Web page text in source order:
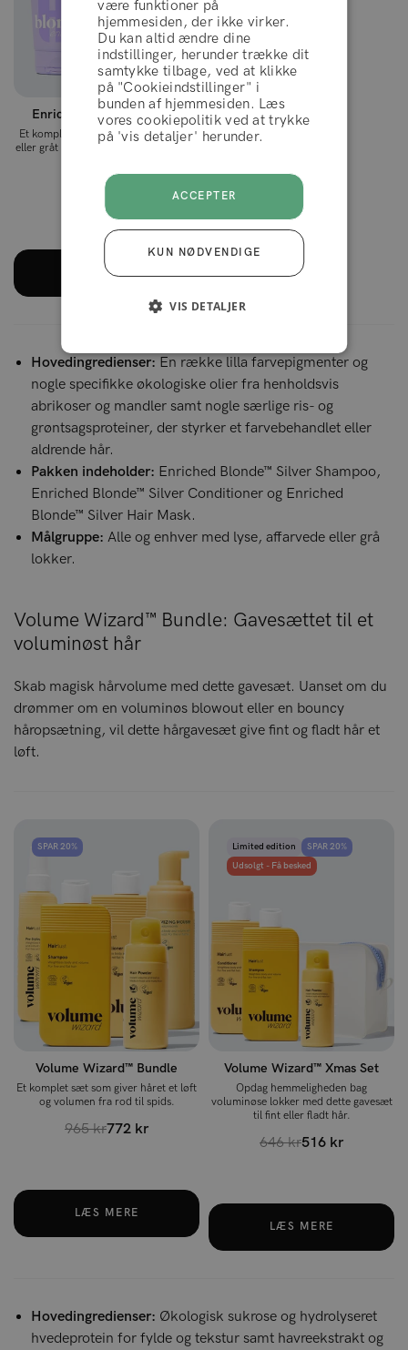
Enriched Blonde™ Bundle
Et komplet sæt, der opfrisker blondt
eller gråt hår ved at fjerne gule toner i
607 kr
LÆS MERE
Hovedingredienser: En række lilla farvepigmenter og
nogle specifikke økologiske olier fra henholdsvis
abrikoser og mandler samt nogle særlige ris- og
grøntsagsproteiner, der styrker et farvebehandlet eller
aldrende hår.
Pakken indeholder: Enriched Blonde™ Silver Shampoo,
Enriched Blonde™ Silver Conditioner og Enriched
Blonde™ Silver Hair Mask.
Målgruppe: Alle og enhver med lyse, affarvede eller grå
lokker.
Volume Wizard™ Bundle: Gavesættet til et
voluminøst hår
Skab magisk hårvolume med dette gavesæt. Uanset om du
drømmer om en voluminøs blowout eller en bouncy
håropsætning, vil dette hårgavesæt give fint og fladt hår et
løft.
SPAR 20%
Volume Wizard™ Bundle
Et komplet sæt som giver håret et løft
og volumen fra rod til spids.
965 kr772 kr
LÆS MERE
Limited edition
SPAR 20%
Udsolgt - Få besked
Volume Wizard™ Xmas Set
Opdag hemmeligheden bag
voluminøse lokker med dette gavesæt
til fint eller fladt hår.
646 kr516 kr
LÆS MERE
Hovedingredienser: Økologisk sukrose og hydrolyseret
hvedeprotein for fylde og tekstur samt havreekstrakt og
AFVIS
ACCEPTÉR
være funktioner på
hjemmesiden, der ikke virker.
Du kan altid ændre dine
indstillinger, herunder trække dit
samtykke tilbage, ved at klikke
på "Cookieindstillinger" i
bunden af hjemmesiden. Læs
vores cookiepolitik ved at trykke
på 'vis detaljer' herunder.
ACCEPTER
KUN NØDVENDIGE
VIS DETALJER